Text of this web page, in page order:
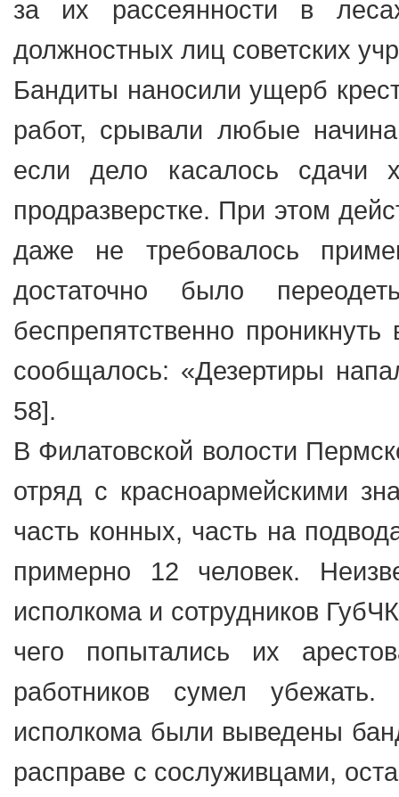
за их рассеянности в
должностных лиц советских
Бандиты наносили ущерб
работ, срывали любые
если дело касалось сдачи
продразверстке. При этом
даже не требовалось
достаточно было
беспрепятственно
сообщалось: «Дезертиры
58].
В Филатовской волости
отряд с красноармейскими
часть конных, часть на
примерно 12 человек.
исполкома и сотрудников
чего попытались их
работников сумел
исполкома были выведены
расправе с сослуживцами,